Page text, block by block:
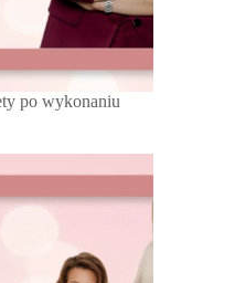
po wykonaniu